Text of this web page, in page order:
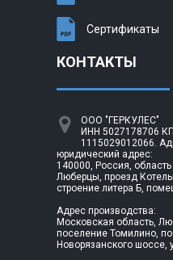
Сертификаты
КОНТАКТЫ
ООО "ГЕРКУЛЕС"
ИНН 5027178706
1115029012066.
юридический адрес:
140000, Россия,
Люберцы, проезд
строение литера Б,
Адрес производства:
Московская область,
поселение Томилино,
Новорязанского шоссе,